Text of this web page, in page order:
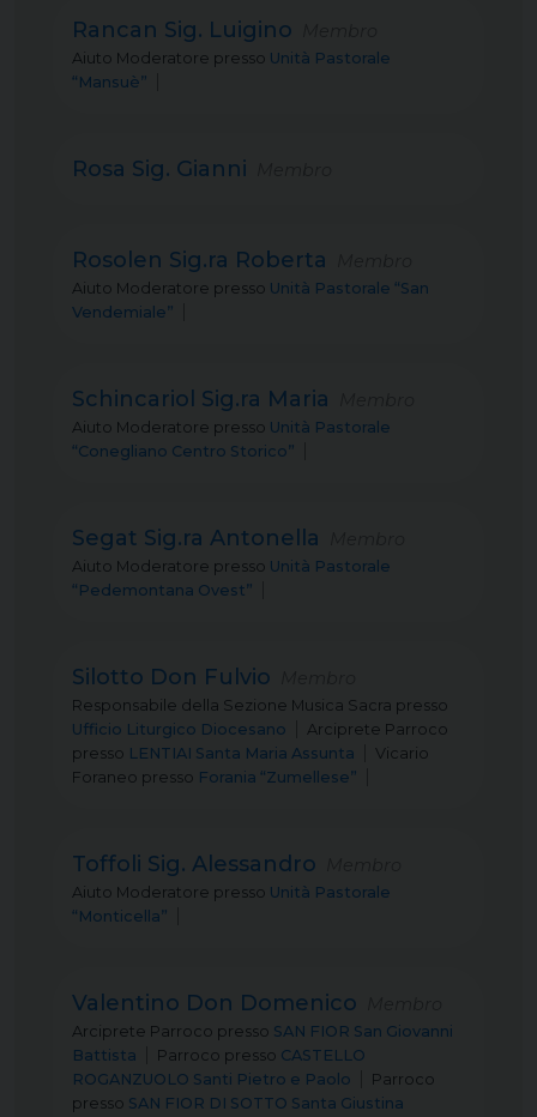
Rancan Sig. Luigino
Aiuto Moderatore presso Unità Pastorale
“Mansuè”
Rosa Sig. Gianni
Rosolen Sig.ra Roberta
Aiuto Moderatore presso Unità Pastorale “San
Vendemiale”
Schincariol Sig.ra Maria
Aiuto Moderatore presso Unità Pastorale
“Conegliano Centro Storico”
Segat Sig.ra Antonella
Aiuto Moderatore presso Unità Pastorale
“Pedemontana Ovest”
Silotto Don Fulvio
Responsabile della Sezione Musica Sacra presso
Ufficio Liturgico Diocesano
Arciprete Parroco
presso LENTIAI Santa Maria Assunta
Vicario
Foraneo presso Forania “Zumellese”
Toffoli Sig. Alessandro
Aiuto Moderatore presso Unità Pastorale
“Monticella”
Valentino Don Domenico
Arciprete Parroco presso SAN FIOR San Giovanni
Battista
Parroco presso CASTELLO
ROGANZUOLO Santi Pietro e Paolo
Parroco
presso SAN FIOR DI SOTTO Santa Giustina